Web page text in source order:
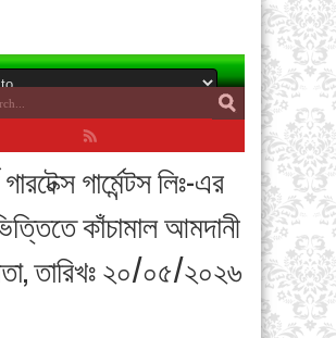
গার্মেন্টস লিঃ-এর
কাঁচামাল আমদানী
তারিখঃ ২০/০৫/২০২৬